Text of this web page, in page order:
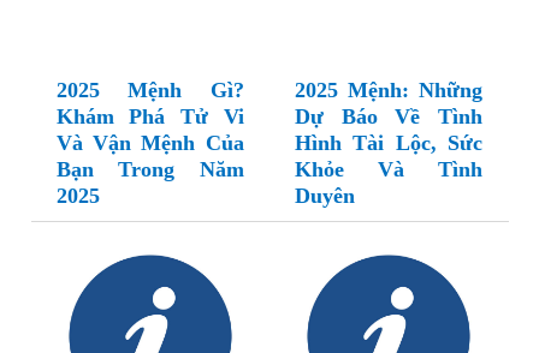
2025 Mệnh Gì?
Khám Phá Tử Vi
Và Vận Mệnh Của
Bạn Trong Năm
2025
2025 Mệnh: Những
Dự Báo Về Tình
Hình Tài Lộc, Sức
Khỏe Và Tình
Duyên